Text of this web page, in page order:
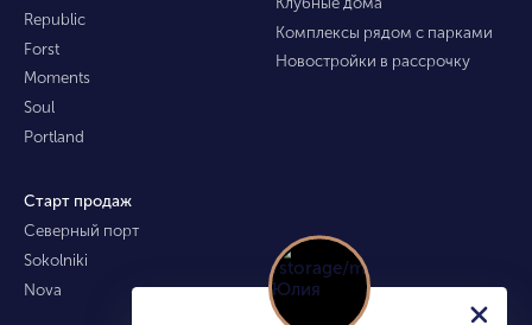
Republic
Forst
Moments
Soul
Portland
Комплексы рядом с парками
Новостройки в рассрочку
Старт продаж
Северный порт
Sokolniki
Nova